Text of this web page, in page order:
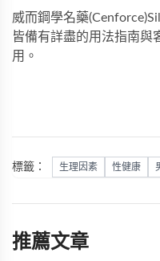
威而鋼學名藥
皆備有詳盡的用法指南與
用。
標籤： 生理因素 性健康
推薦文章